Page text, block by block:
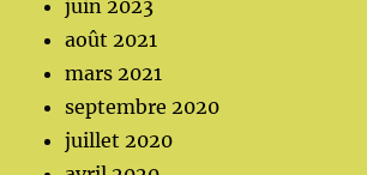
juin 2023
août 2021
mars 2021
septembre 2020
juillet 2020